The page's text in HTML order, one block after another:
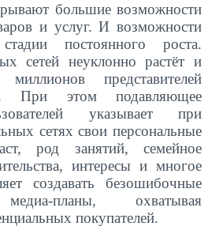
большие возможности
и услуг. И возможности
постоянного роста.
сетей неуклонно растёт и
миллионов представителей
При этом подавляющее
указывает при
сетях свои персональные
род занятий, семейное
интересы и многое
создавать безошибочные
медиа-планы, охватывая
покупателей.